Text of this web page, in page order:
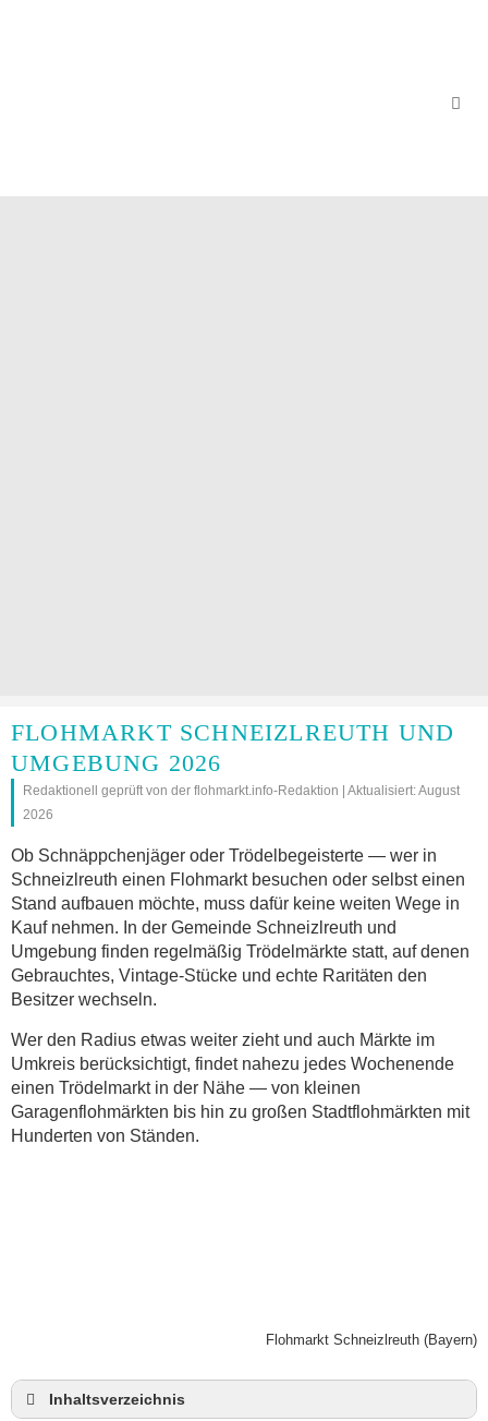
FLOHMARKT SCHNEIZLREUTH UND
UMGEBUNG 2026
Redaktionell geprüft von der flohmarkt.info-Redaktion | Aktualisiert: August
2026
Ob Schnäppchenjäger oder Trödelbegeisterte — wer in
Schneizlreuth einen Flohmarkt besuchen oder selbst einen
Stand aufbauen möchte, muss dafür keine weiten Wege in
Kauf nehmen. In der Gemeinde Schneizlreuth und
Umgebung finden regelmäßig Trödelmärkte statt, auf denen
Gebrauchtes, Vintage-Stücke und echte Raritäten den
Besitzer wechseln.
Wer den Radius etwas weiter zieht und auch Märkte im
Umkreis berücksichtigt, findet nahezu jedes Wochenende
einen Trödelmarkt in der Nähe — von kleinen
Garagenflohmärkten bis hin zu großen Stadtflohmärkten mit
Hunderten von Ständen.
Flohmarkt Schneizlreuth (Bayern)
Inhaltsverzeichnis